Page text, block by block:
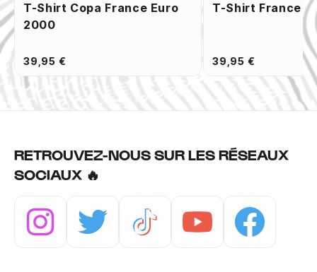
T-Shirt Copa France Euro
2000
39,95 €
T-Shirt France
39,95 €
RETROUVEZ-NOUS SUR LES RÉSEAUX
SOCIAUX 🔥